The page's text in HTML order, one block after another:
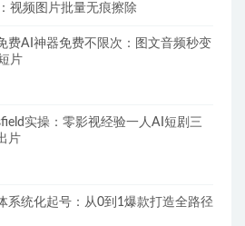
视频图片批量无痕擦除
费AI神器免费不限次：图文音频秒变
片
实操：零影视经验一人AI短剧三
片
系统化起号：从0到1爆款打造全路径